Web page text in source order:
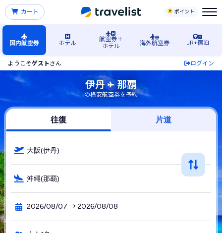
ポイント
カート
国内航空券 ホテル
航空券＋
ホテル
海外航空券 JR+宿泊
ようこそゲストさん ログイン
伊丹空港発→那覇（沖縄）空港行きの格安航空券・飛行機・
伊丹 那覇
の格安航空券を予約
往復 片道
大阪(伊丹)
沖縄(那覇)
2026/08/07 → 2026/08/08